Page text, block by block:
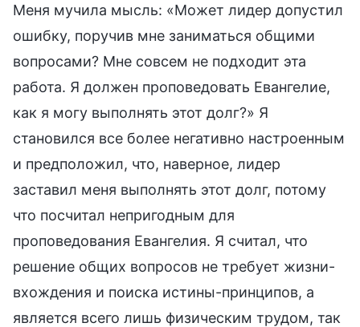
Меня мучила мысль: «Может лидер допустил
ошибку, поручив мне заниматься общими
вопросами? Мне совсем не подходит эта
работа. Я должен проповедовать Евангелие,
как я могу выполнять этот долг?» Я
становился все более негативно настроенным
и предположил, что, наверное, лидер
заставил меня выполнять этот долг, потому
что посчитал непригодным для
проповедования Евангелия. Я считал, что
решение общих вопросов не требует жизни-
вхождения и поиска истины-принципов, а
является всего лишь физическим трудом, так